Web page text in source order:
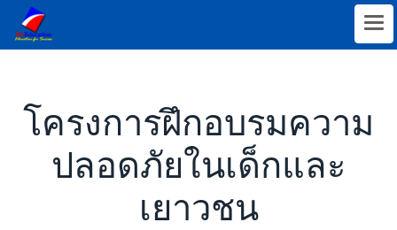
โครงการฝึกอบรมความ
ปลอดภัยในเด็กและ
เยาวชน